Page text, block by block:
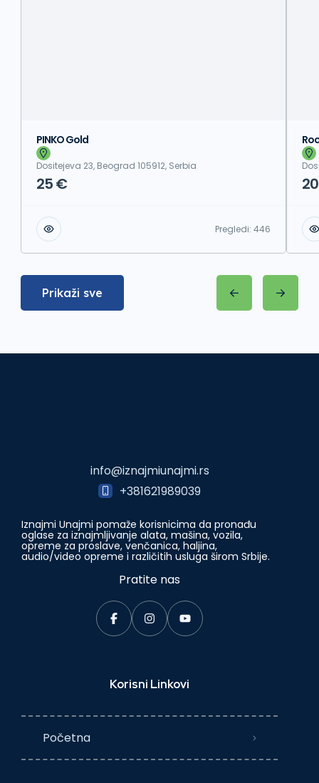
PINKO Gold
Dositejeva 23, Beograd 105912, Serbia
25 €
Pregledi:446
Prikaži sve
info@iznajmiunajmi.rs
+381621989039
Iznajmi Unajmi pomaže korisnicima da pronađu
oglase za iznajmljivanje alata, mašina, vozila,
opreme za proslave, venčanica, haljina,
audio/video opreme i različitih usluga širom Srbije.
Pratite nas
Korisni Linkovi
Početna